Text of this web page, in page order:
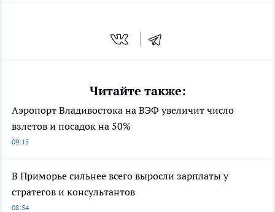
Читайте также:
Аэропорт Владивостока на ВЭФ увеличит число
взлетов и посадок на 50%
09:15
В Приморье сильнее всего выросли зарплаты у
стратегов и консультантов
08:54